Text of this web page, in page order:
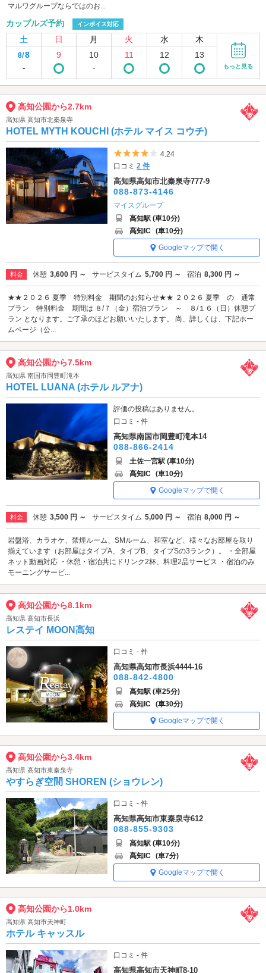
マルワグループならではのお...
カップルズ予約 インボイス対応
土 日 月 火 水 木
8/8
-
9
10
-
11 12 13
もっと見る
高知公園から2.7km
高知県 高知市北秦泉寺
HOTEL MYTH KOUCHI (ホテル マイス コウチ)
5つ星のうち4
4.24
口コミ2 件
高知県高知市北秦泉寺777-9
088-873-4146
マイスグループ
高知駅 (車10分)
高知IC (車10分)
Googleマップで開く
料金 休憩 3,600 円 ～ サービスタイム 5,700 円 ～ 宿泊 8,300 円 ～
★★２０２６ 夏季 特別料金 期間のお知らせ★★ ２０２６ 夏季 の 通常
プラン 特別料金 期間は ８/７（金）宿泊プラン ～ ８/１６（日）休憩プ
ラン となります。ご了承のほどお願いいたします。 尚、詳しくは、下記ホー
ムページ（公...
高知公園から7.5km
高知県 南国市岡豊町滝本
HOTEL LUANA (ホテル ルアナ)
評価の投稿はありません。
口コミ - 件
高知県南国市岡豊町滝本14
088-866-2414
土佐一宮駅 (車10分)
高知IC (車10分)
Googleマップで開く
料金 休憩 3,500 円 ～ サービスタイム 5,000 円 ～ 宿泊 8,000 円 ～
岩盤浴、カラオケ、禁煙ルーム、SMルーム、和室など、様々なお部屋を取り
揃えています（お部屋はタイプA、タイプB、タイプSの3ランク）。 ・全部屋
ネット動画対応 ・休憩・宿泊共にドリンク2杯、料理2品サービス ・宿泊のみ
モーニングサービ...
高知公園から8.1km
高知県 高知市長浜
レステイ MOON高知
口コミ - 件
高知県高知市長浜4444-16
088-842-4800
高知駅 (車25分)
高知IC (車30分)
Googleマップで開く
高知公園から3.4km
高知県 高知市東秦泉寺
やすらぎ空間 SHOREN (ショウレン)
口コミ - 件
高知県高知市東秦泉寺612
088-855-9303
高知駅 (車10分)
高知IC (車7分)
Googleマップで開く
高知公園から1.0km
高知県 高知市天神町
ホテル キャッスル
口コミ - 件
高知県高知市天神町8-10